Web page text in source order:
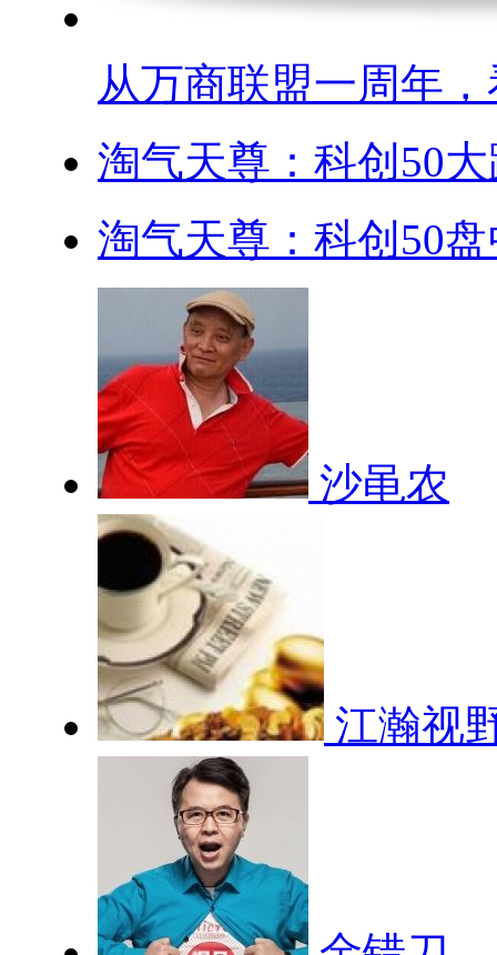
从万商联盟一周年，
淘气天尊：科创50
淘气天尊：科创50
沙黾农
江瀚视